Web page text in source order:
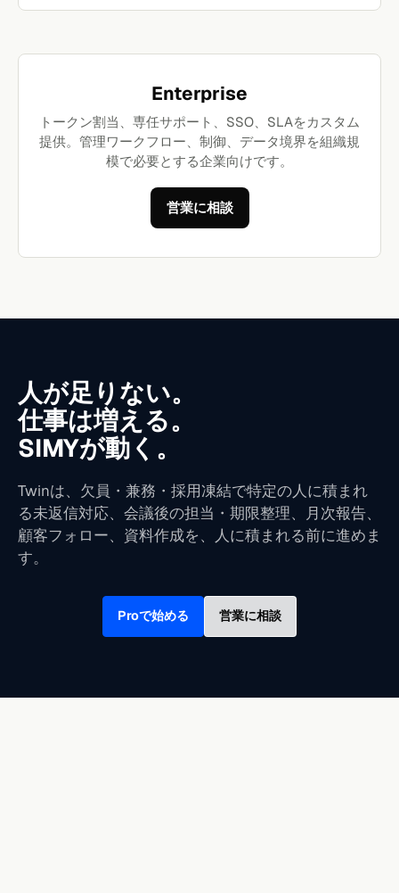
Enterprise
トークン割当、専任サポート、SSO、SLAをカスタム
提供。管理ワークフロー、制御、データ境界を組織規
模で必要とする企業向けです。
営業に相談
人が足りない。
仕事は増える。
SIMYが動く。
Twinは、欠員・兼務・採用凍結で特定の人に積まれ
る未返信対応、会議後の担当・期限整理、月次報告、
顧客フォロー、資料作成を、人に積まれる前に進めま
す。
Proで始める 営業に相談